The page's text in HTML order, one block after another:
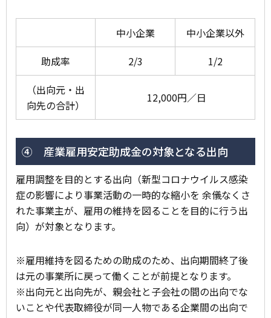
中小企業
中小企業以外
助成率
2/3
1/2
（出向元・出
向先の合計）
12,000円／日
④ 産業雇用安定助成金の対象となる出向
雇用調整を目的とする出向（新型コロナウイルス感染
症の影響により事業活動の一時的な縮小を 余儀なくさ
れた事業主が、雇用の維持を図ることを目的に行う出
向）が対象となります。
※雇用維持を図るための助成のため、出向期間終了後
は元の事業所に戻って働くことが前提となります。
※出向元と出向先が、親会社と子会社の間の出向でな
いことや代表取締役が同一人物である企業間の出向で